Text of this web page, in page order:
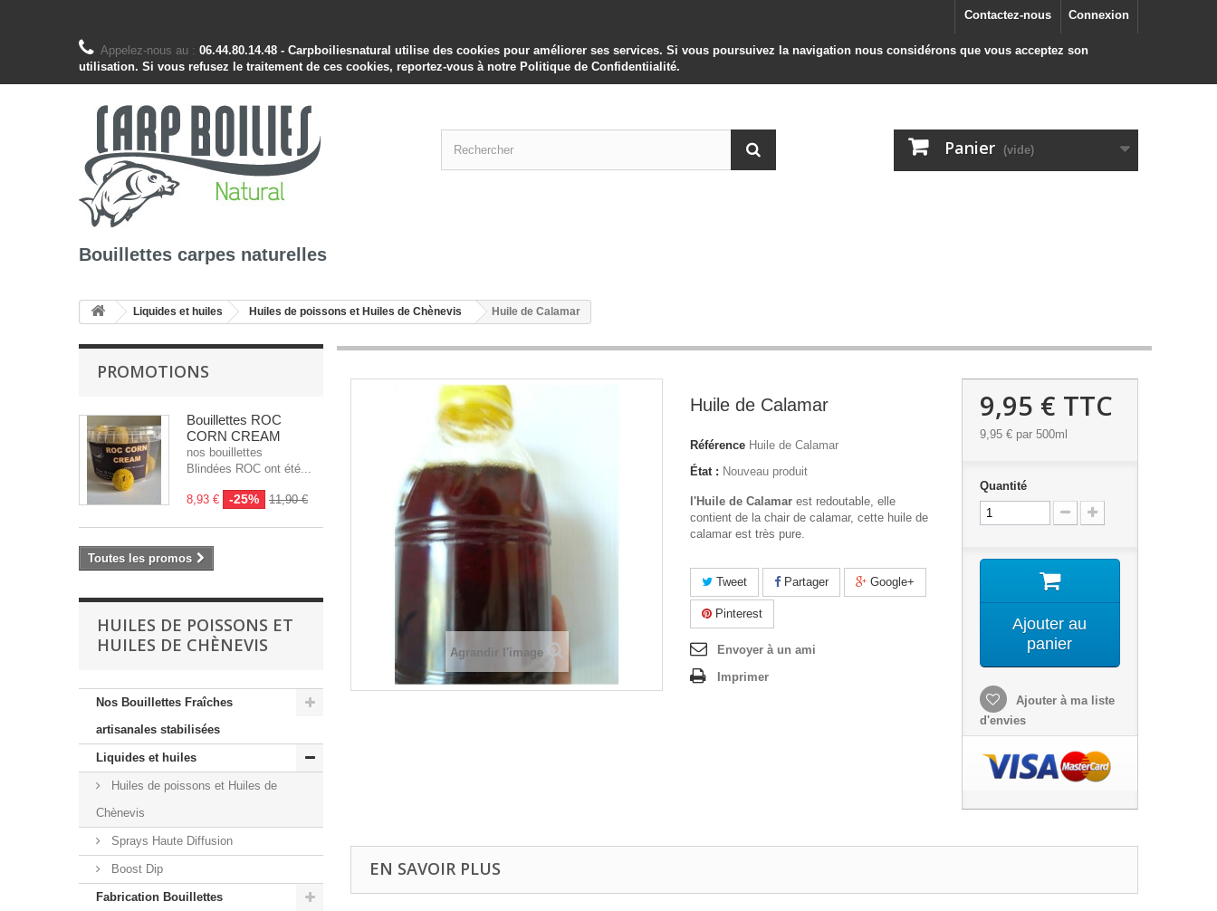
Connexion
Contactez-nous
Appelez-nous au : 06.44.80.14.48 - Carpboiliesnatural utilise des cookies pour améliorer ses services. Si vous poursuivez la navigation nous considérons que vous acceptez son
utilisation. Si vous refusez le traitement de ces cookies, reportez-vous à notre Politique de Confidentiialité.
Bouillettes carpes naturelles
Panier (vide)
Liquides et huiles Huiles de poissons et Huiles de Chènevis Huile de Calamar
PROMOTIONS
Bouillettes ROC
CORN CREAM
nos bouillettes
Blindées ROC ont été...
8,93 € -25% 11,90 €
Toutes les promos
HUILES DE POISSONS ET
HUILES DE CHÈNEVIS
Nos Bouillettes Fraîches
artisanales stabilisées
Liquides et huiles
Huiles de poissons et Huiles de
Chènevis
Sprays Haute Diffusion
Boost Dip
Fabrication Bouillettes
Agrandir l'image
Huile de Calamar
Référence Huile de Calamar
État : Nouveau produit
l'Huile de Calamar est redoutable, elle
contient de la chair de calamar, cette huile de
calamar est très pure.
Tweet Partager Google+
Pinterest
Envoyer à un ami
Imprimer
9,95 € TTC
9,95 €par 500ml
Quantité
Ajouter au
panier
Ajouter à ma liste
d'envies
EN SAVOIR PLUS